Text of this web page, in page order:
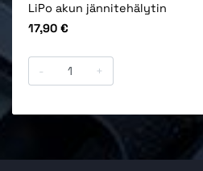
LiPo akun jännitehälytin
Hinta
17,90 €
- +